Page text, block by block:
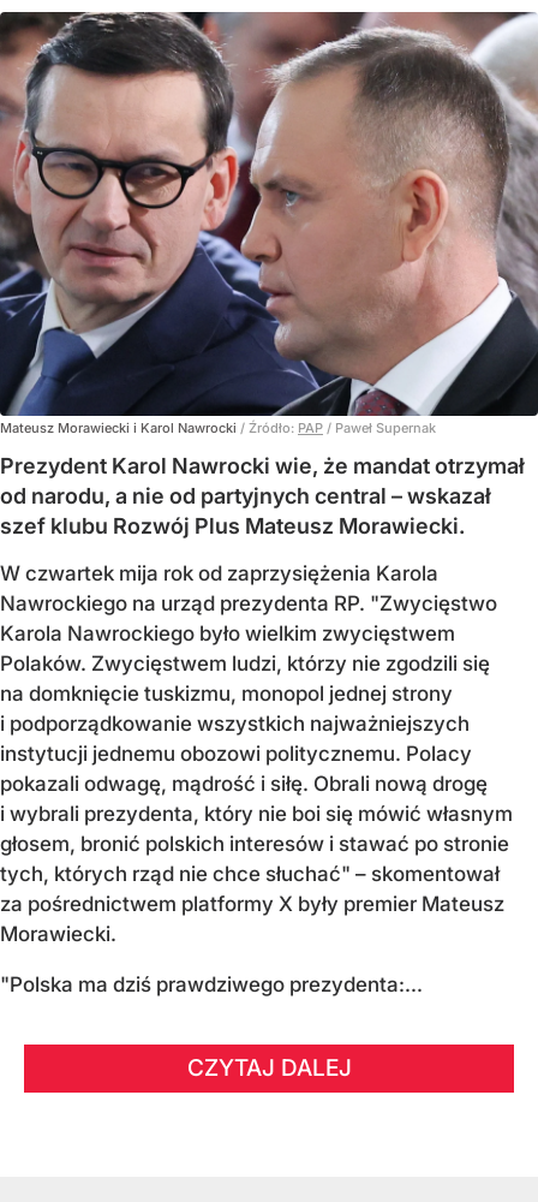
Mateusz Morawiecki i Karol Nawrocki / Źródło: PAP / Paweł Supernak
Prezydent Karol Nawrocki wie, że mandat otrzymał
od narodu, a nie od partyjnych central – wskazał
szef klubu Rozwój Plus Mateusz Morawiecki.
W czwartek mija rok od zaprzysiężenia Karola
Nawrockiego na urząd prezydenta RP. "Zwycięstwo
Karola Nawrockiego było wielkim zwycięstwem
Polaków. Zwycięstwem ludzi, którzy nie zgodzili się
na domknięcie tuskizmu, monopol jednej strony
i podporządkowanie wszystkich najważniejszych
instytucji jednemu obozowi politycznemu. Polacy
pokazali odwagę, mądrość i siłę. Obrali nową drogę
i wybrali prezydenta, który nie boi się mówić własnym
głosem, bronić polskich interesów i stawać po stronie
tych, których rząd nie chce słuchać" – skomentował
za pośrednictwem platformy X były premier Mateusz
Morawiecki.
"Polska ma dziś prawdziwego prezydenta:...
CZYTAJ DALEJ